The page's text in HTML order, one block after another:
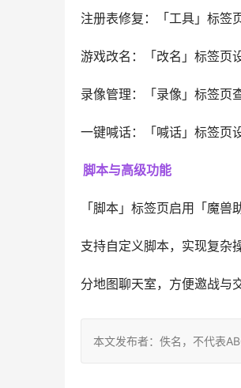
注册表修复：「工具」标签
游戏改名：「改名」标签页
录像管理：「录像」标签页
一键喊话：「喊话」标签页
脚本与高级功能
「脚本」标签页启用「魔兽
支持自定义脚本，实现复杂
分地图聊天室，方便邀战与
本文发布者：佚名，不代表